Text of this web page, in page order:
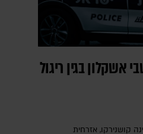
אשקלון בגין ריגול
קושנירקו, אזרחית